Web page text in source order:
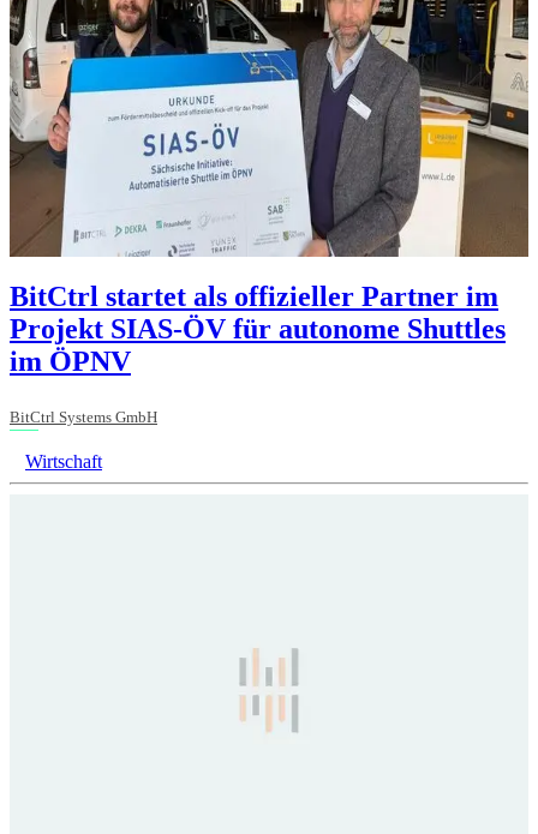
BitCtrl startet als offizieller Partner im
Projekt SIAS-ÖV für autonome Shuttles
im ÖPNV
BitCtrl Systems GmbH
Wirtschaft